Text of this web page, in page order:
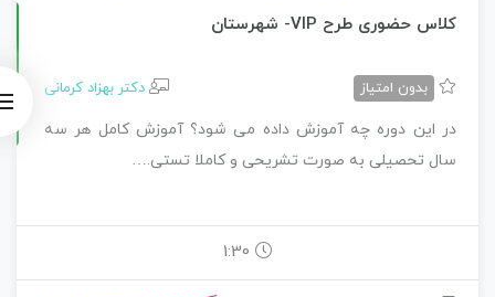
کلاس حضوری طرح VIP- شهرستان آ
موزشصفرتا10
0
ریاض
ی بدون امتیاز دکتر بهزاد کرمانی
در این دوره چه آموزش داده می شود؟ آموزش کامل هر سه
سال تحصیلی به صورت تشریحی و کاملا تستی.…
1:30